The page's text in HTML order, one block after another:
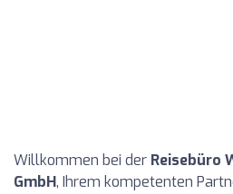
Willkommen bei der Reisebüro
GmbH, Ihrem kompetenten